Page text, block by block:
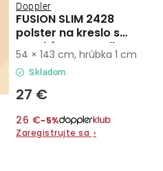
FUSION SLIM 2428
polster na kreslo s
vysokým operadlom
Doppler
Skladom
27 €
26 €−5%
Zaregistrujte sa ›
54 × 143 cm, hrúbka 1 cm